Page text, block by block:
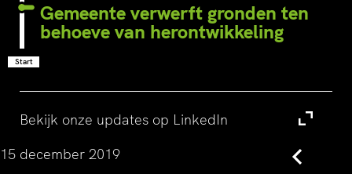
Gemeente verwerft gronden ten
behoeve van herontwikkeling
Start
Bekijk onze updates op LinkedIn
15 december 2019